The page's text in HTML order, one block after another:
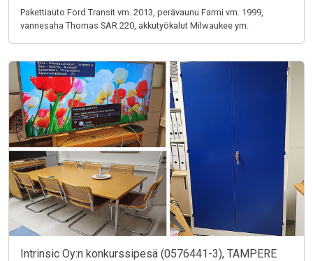
Pakettiauto Ford Transit vm. 2013, perävaunu Farmi vm. 1999,
vannesaha Thomas SAR 220, akkutyökalut Milwaukee ym.
Intrinsic Oy:n konkurssipesä (0576441-3), TAMPERE